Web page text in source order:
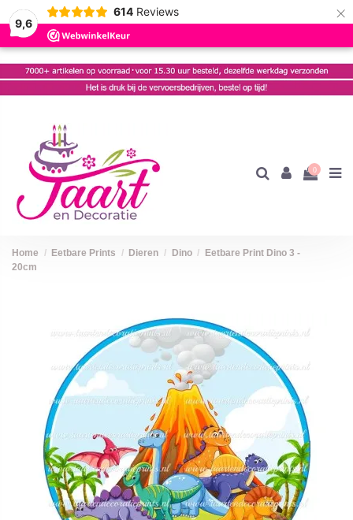
9,6
614 Reviews ×
0
Home Eetbare Prints Dieren Dino
Eetbare Print Dino 3 -
20cm